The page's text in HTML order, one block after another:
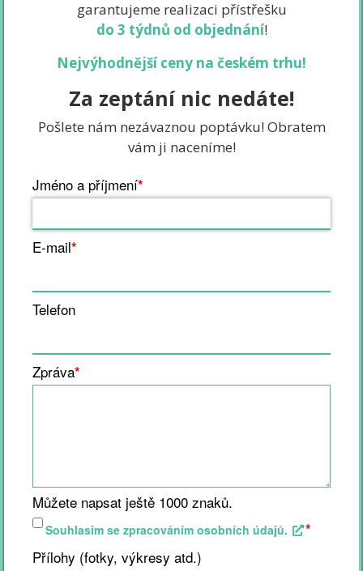
garantujeme realizaci přístřešku
do 3 týdnů od objednání!
Nejvýhodnější ceny na českém trhu!
Za zeptání nic nedáte!
Pošlete nám nezávaznou poptávku! Obratem
vám ji naceníme!
Jméno a příjmení*
E-mail*
Telefon
Zpráva*
Můžete napsat ještě 1000 znaků.
Souhlasím se zpracováním osobních údajů. *
Přílohy (fotky, výkresy atd.)